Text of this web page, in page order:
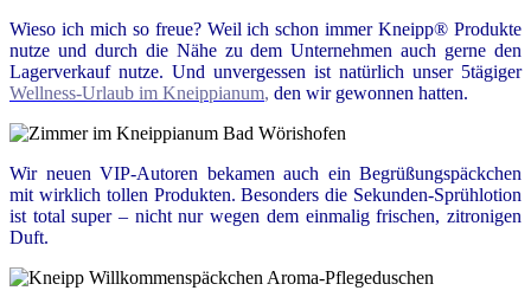
Wieso ich mich so freue? Weil ich schon immer Kneipp® Produkte
nutze und durch die Nähe zu dem Unternehmen auch gerne den
Lagerverkauf nutze. Und unvergessen ist natürlich unser 5tägiger
Wellness-Urlaub im Kneippianum, den wir gewonnen hatten.
Wir neuen VIP-Autoren bekamen auch ein Begrüßungspäckchen
mit wirklich tollen Produkten. Besonders die Sekunden-Sprühlotion
ist total super – nicht nur wegen dem einmalig frischen, zitronigen
Duft.